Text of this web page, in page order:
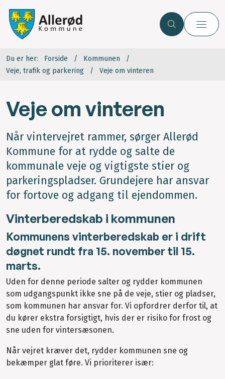
Du er her: Forside
Kommunen
Veje, trafik og parkering
Veje om vinteren
Veje om vinteren
Når vintervejret rammer, sørger Allerød
Kommune for at rydde og salte de
kommunale veje og vigtigste stier og
parkeringspladser. Grundejere har ansvar
for fortove og adgang til ejendommen.
Vinterberedskab i kommunen
Kommunens vinterberedskab er i drift
døgnet rundt fra 15. november til 15.
marts.
Uden for denne periode salter og rydder kommunen
som udgangspunkt ikke sne på de veje, stier og pladser,
som kommunen har ansvar for. Vi opfordrer derfor til, at
du kører ekstra forsigtigt, hvis der er risiko for frost og
sne uden for vintersæsonen.
Når vejret kræver det, rydder kommunen sne og
bekæmper glat føre. Vi prioriterer især: